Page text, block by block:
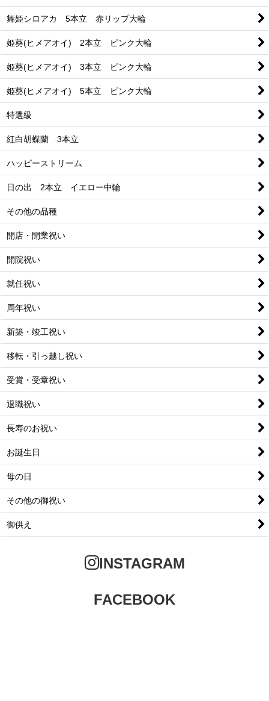
舞姫シロアカ 5本立 赤リップ大輪
姫葵(ヒメアオイ) 2本立 ピンク大輪
姫葵(ヒメアオイ) 3本立 ピンク大輪
姫葵(ヒメアオイ) 5本立 ピンク大輪
特選級
紅白胡蝶蘭 3本立
ハッピーストリーム
日の出 2本立 イエロー中輪
その他の品種
開店・開業祝い
開院祝い
就任祝い
周年祝い
新築・竣工祝い
移転・引っ越し祝い
受賞・受章祝い
退職祝い
長寿のお祝い
お誕生日
母の日
その他の御祝い
御供え
INSTAGRAM
FACEBOOK